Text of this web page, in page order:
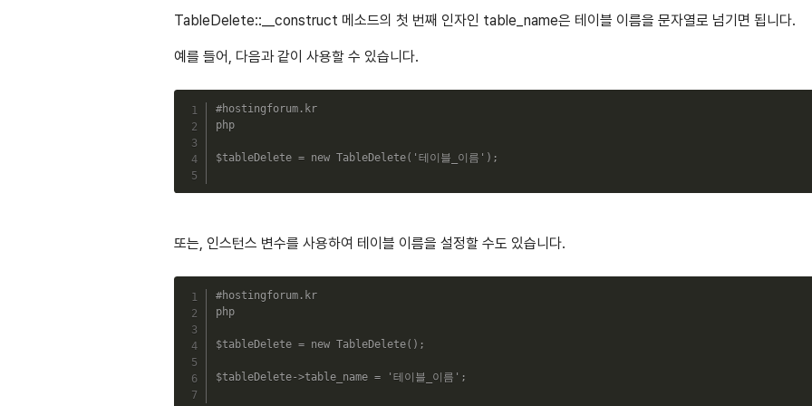
TableDelete::__construct 메소드의 첫 번째 인자인 table_name은 테이블 이름을 문자열로 넘기면 됩니다.
예를 들어, 다음과 같이 사용할 수 있습니다.
#hostingforum.kr
php
$tableDelete = new TableDelete( '테이블_이름' ) ;
또는, 인스턴스 변수를 사용하여 테이블 이름을 설정할 수도 있습니다.
#hostingforum.kr
php
$tableDelete = new TableDelete( ) ;
$tableDelete->table_name = '테이블_이름' ;